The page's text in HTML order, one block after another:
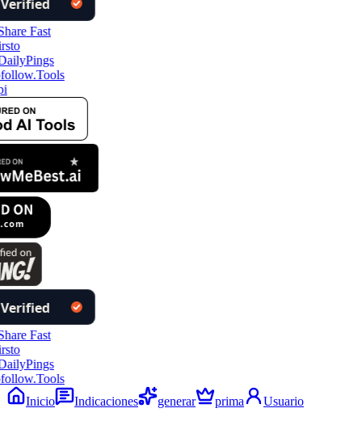
Inicio
Indicaciones generar prima Usuario